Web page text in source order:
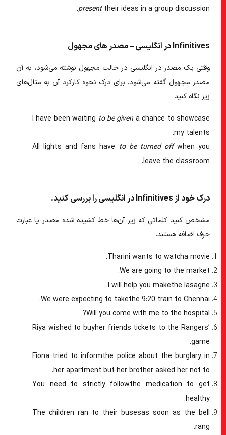
presenttheir ideas in a group discussion.
Infinitives در انگلیسی – مصدر های مجهول
وقتی یکمصدر در انگلیسیدر حالت مجهول نوشته می‌شود، به آن
مصدر مجهول گفته می‌شود. برای درک نحوه کارکرد آن به مثال‌های
زیر نگاه کنید
I have been waitingto be givena chance to showcase
my talents.
All lights and fans haveto be turned offwhen you
leave the classroom.
درک خود ازInfinitives در انگلیسی را بررسی کنید.
مشخص کنید کلماتی که زیر آن‌ها خط کشیده شده مصدر یا عبارت
حرف اضافه هستند.
Tharini wantsto watcha movie.
We are goingto the market
.
I will help youmakethe lasagne.
We were expectingto takethe 9:20 train to Chennai.
Will you come with meto the hospital
?
Riya wishedto buyher friends tickets to the Rangers’
game.
Fiona triedto informthe police about the burglary in
her apartment but her brother asked her not to.
You needto strictly followthe medication to get
healthy.
The children ranto their busesas soon as the bell
rang.